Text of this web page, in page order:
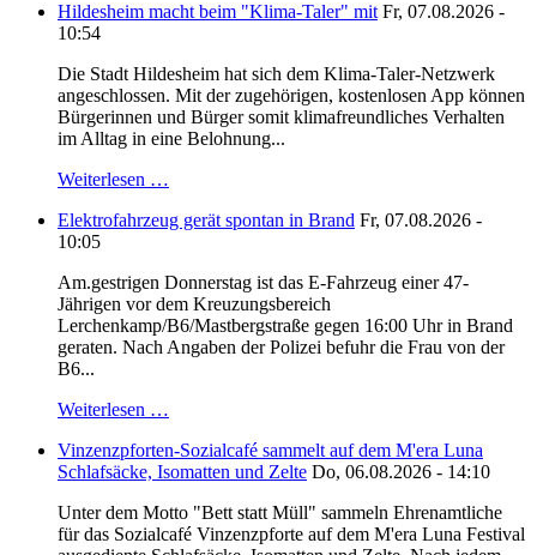
Hildesheim macht beim "Klima-Taler" mit Fr, 07.08.2026 -
10:54
Die Stadt Hildesheim hat sich dem Klima-Taler-Netzwerk
angeschlossen. Mit der zugehörigen, kostenlosen App können
Bürgerinnen und Bürger somit klimafreundliches Verhalten
im Alltag in eine Belohnung...
Weiterlesen …
Elektrofahrzeug gerät spontan in Brand Fr, 07.08.2026 -
10:05
Am.gestrigen Donnerstag ist das E-Fahrzeug einer 47-
Jährigen vor dem Kreuzungsbereich
Lerchenkamp/B6/Mastbergstraße gegen 16:00 Uhr in Brand
geraten. Nach Angaben der Polizei befuhr die Frau von der
B6...
Weiterlesen …
Vinzenzpforten-Sozialcafé sammelt auf dem M'era Luna
Schlafsäcke, Isomatten und Zelte Do, 06.08.2026 - 14:10
Unter dem Motto "Bett statt Müll" sammeln Ehrenamtliche
für das Sozialcafé Vinzenzpforte auf dem M'era Luna Festival